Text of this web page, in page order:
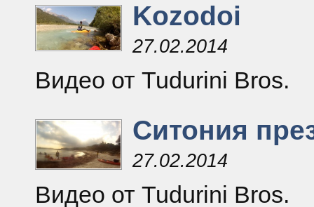
Kozodoi
27.02.2014
Видео от Tudurini Bros.
Ситония
27.02.2014
Видео от Tudurini Bros.